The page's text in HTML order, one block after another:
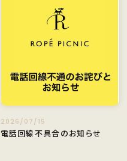
2026/07/15
電話回線不具合のお知らせ